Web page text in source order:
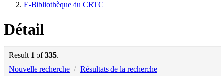
E-Bibliothèque du CRTC
Détail
Result 1 of335.
Nouvelle recherche / Résultats de la recherche